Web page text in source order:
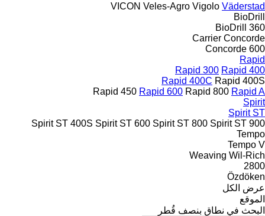
VICON Veles-Agro Vigolo Väderstad
BioDrill
BioDrill 360
Carrier Concorde
Concorde 600
Rapid
Rapid 300 Rapid 400
Rapid 400C Rapid 400S
Rapid 450 Rapid 600 Rapid 800 Rapid A
Spirit
Spirit ST
Spirit ST 400S Spirit ST 600 Spirit ST 800 Spirit ST 900
Tempo
Tempo V
Weaving Wil-Rich
2800
Özdöken
عرض الكل
الموقع
البحث في نطاق بنصف قُطر